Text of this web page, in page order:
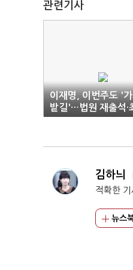
관련기사
이재명, 이번주도 '
밭길'…법원 재출석·
측근 재판도
김하늬
적확한
뉴스